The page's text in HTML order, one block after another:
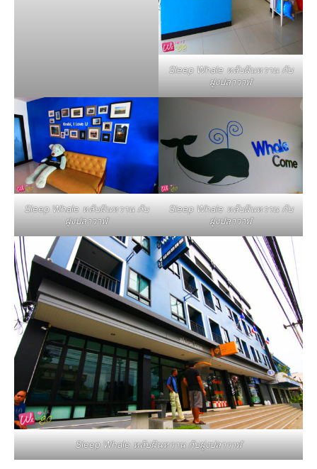
Sleep Whale หลับฝันหวาน กับ
ฝูงปลาวาฬ
Sleep Whale หลับฝันหวาน กับ
ฝูงปลาวาฬ
Sleep Whale หลับฝันหวาน กับ
ฝูงปลาวาฬ
Sleep Whale หลับฝันหวาน กับฝูงปลาวาฬ